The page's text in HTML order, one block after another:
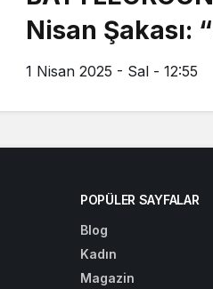
Nisan Şakası:
Var” Etkinliği
1 Nisan 2025 - Sal - 12:55
POPÜLER SAYFALAR
Blog
Kadın
Magazin